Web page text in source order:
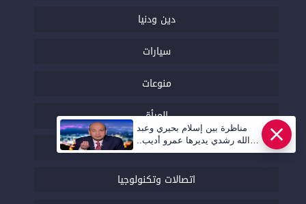
دين ودنيا
سيارات
منوعات
المرأة
صحة
اتصالات وتكنولوجيا
مناظرة بين إسلام بحيري وعبد
الله رشدي يديرها عمرو أديب..
قريبا | أهل مصر